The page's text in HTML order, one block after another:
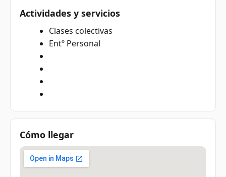
Actividades y servicios
Clases colectivas
Entº Personal
Cómo llegar